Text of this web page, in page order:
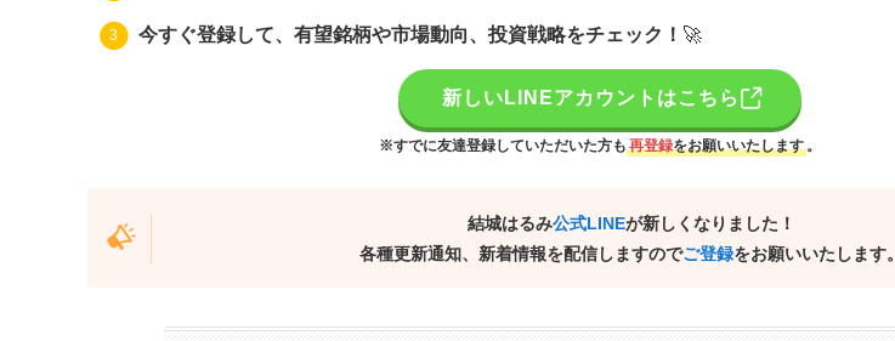
今すぐ登録して、有望銘柄や市場動向、投資戦略をチェック！ 🚀
新しいLINEアカウントはこちら
※すでに友達登録していただいた方も 再登録をお願いいたします 。
結城はるみ公式LINEが新しくなりました！
各種更新通知、新着情報を配信しますのでご登録をお願いいたします。